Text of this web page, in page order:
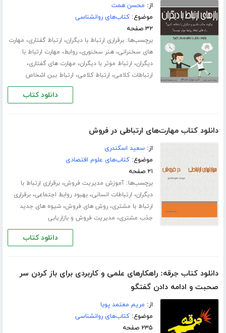
از: محسن همت
موضوع:کتاب‌های روانشناسی
۳۲ صفحه
برچسب‌ها:برقراری ارتباط با دیگران، ارتباط گفتاری، مهارت
های سخنرانی،هنر سخنوری،روابط، مهارت ارتباط با
دیگران، ارتباط موثر با دیگران، مهارت های گفتاری،
ارتباطات کلامی، ارتباط کلامی، ارتباط بین اشخاص
دانلود کتاب
دانلود کتاب مهارت‌های ارتباطی در فروش
از:سعید اسکندری
موضوع:کتاب‌های علوم اقتصادی
۲۱ صفحه
برچسب‌ها:آموزش مدیریت فروش،برقراری ارتباط با
دیگران، ارتباطات انسانی،بهبود روابط اجتماعی،برقراری
ارتباط با مشتری،روش های فروش،شیوه های جدید
جذب مشتری، مدیریت فروش و بازاریابی
دانلود کتاب
دانلود کتاب جرقه: راهکارهای علمی و کاربردی برای باز کردن سر
صحبت و ادامه دادن گفتگو
از: مریم معتمد پویا
موضوع:کتاب‌های روانشناسی
۲۳۵ صفحه